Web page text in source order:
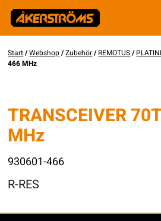
Start/Webshop/Zubehör/REMOTUS/
466 MHz
TRANSCEIVER
MHz
930601-466
R-RES